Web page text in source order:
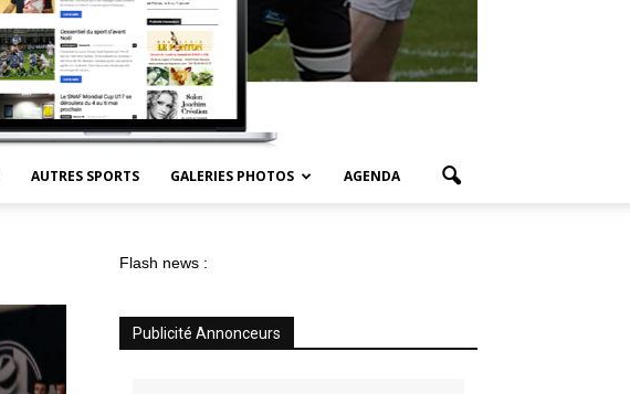
AUTRES SPORTS GALERIES PHOTOS AGENDA
Flash news :
Publicité Annonceurs